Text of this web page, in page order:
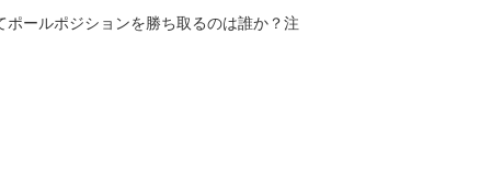
ールポジションを勝ち取るのは誰か？注